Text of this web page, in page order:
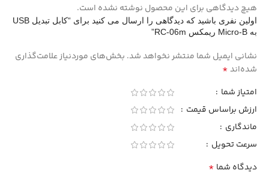
هیچ دیدگاهی برای این محصول نوشته نشده است.
اولین نفری باشید که دیدگاهی را ارسال می کنید برای “کابل تبدیل USB
به Micro-B ریمکس RC-06m”
نشانی ایمیل شما منتشر نخواهد شد. بخش‌های موردنیاز علامت‌گذاری
شده‌اند*
امتیاز شما
ارزش براساس قیمت
ماندگاری
سرعت تحویل
دیدگاه شما *